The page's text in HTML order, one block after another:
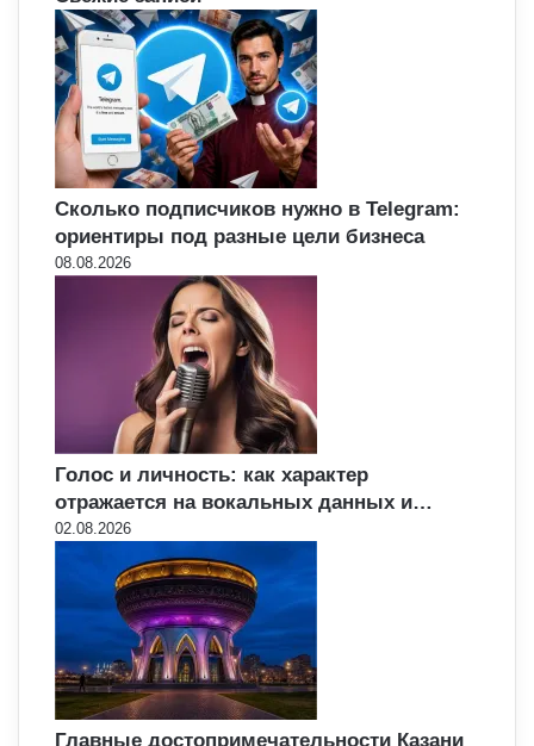
Сколько подписчиков нужно в Telegram:
ориентиры под разные цели бизнеса
08.08.2026
Голос и личность: как характер
отражается на вокальных данных и…
02.08.2026
Главные достопримечательности Казани